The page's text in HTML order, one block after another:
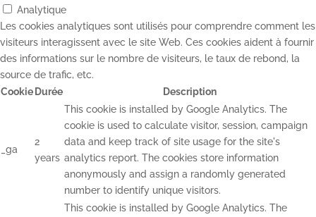
Analytique
Les cookies analytiques sont utilisés pour comprendre comment les
visiteurs interagissent avec le site Web. Ces cookies aident à fournir
des informations sur le nombre de visiteurs, le taux de rebond, la
source de trafic, etc.
CookieDurée Description
_ga
2
years
This cookie is installed by Google Analytics. The
cookie is used to calculate visitor, session, campaign
data and keep track of site usage for the site's
analytics report. The cookies store information
anonymously and assign a randomly generated
number to identify unique visitors.
This cookie is installed by Google Analytics. The